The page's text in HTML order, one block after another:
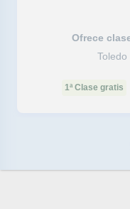
Ofrece
Toledo
1ª Clase gratis